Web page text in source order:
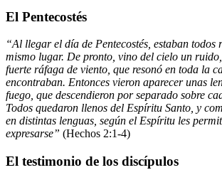
El Pentecostés
“Al llegar el día de Pentecostés, estaban todos
mismo lugar. De pronto, vino del cielo un
fuerte ráfaga de viento, que resonó en toda la
encontraban. Entonces vieron aparecer unas
fuego, que descendieron por separado sobre
Todos quedaron llenos del Espíritu Santo, y
en distintas lenguas, según el Espíritu les
expresarse” (Hechos 2:1-4)
El testimonio de los discípulos